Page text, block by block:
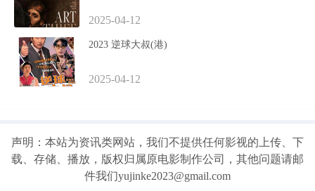
2025-04-12
2023 逆球大叔(港)
2025-04-12
声明：本站为资讯类网站，我们不提供任何影视的上传、下
载、存储、播放，版权归属原电影制作公司，其他问题请邮
件我们yujinke2023@gmail.com